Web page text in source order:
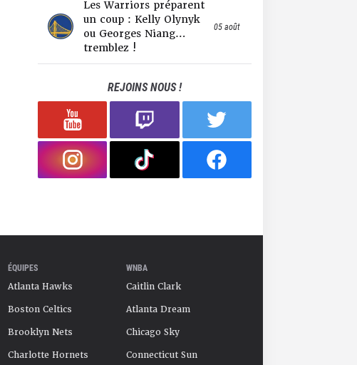
Les Warriors préparent
un coup : Kelly Olynyk
ou Georges Niang…
tremblez !
05 août
REJOINS NOUS !
ÉQUIPES
Atlanta Hawks
Boston Celtics
Brooklyn Nets
Charlotte Hornets
WNBA
Caitlin Clark
Atlanta Dream
Chicago Sky
Connecticut Sun